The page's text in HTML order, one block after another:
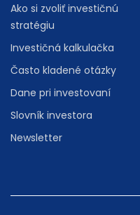
Ako si zvoliť investičnú
stratégiu
Investičná kalkulačka
Často kladené otázky
Dane pri investovaní
Slovník investora
Newsletter